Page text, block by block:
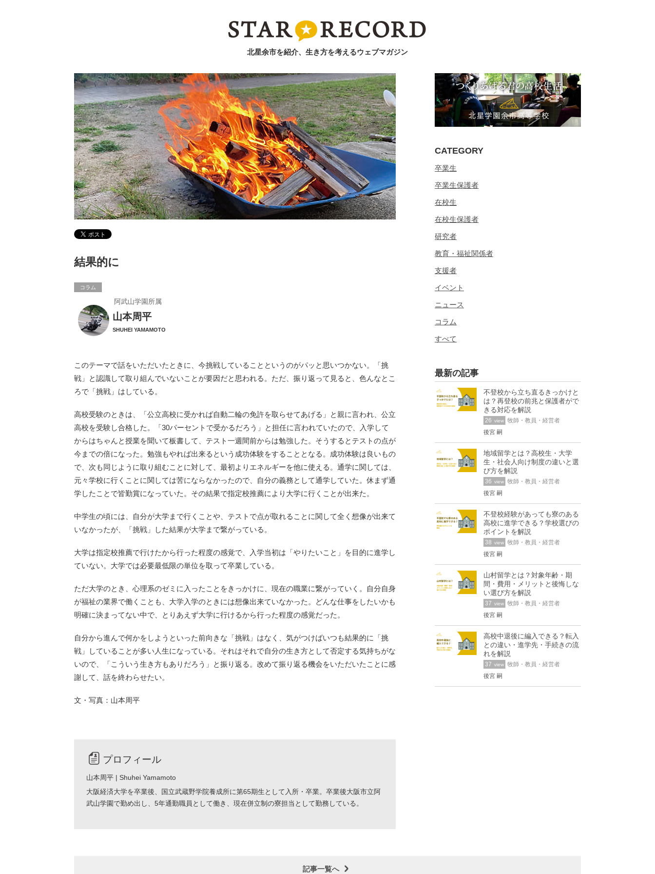
北星余市を紹介、生き方を考えるウェブマガジン
結果的に
コラム
阿武山学園所属
山本周平
SHUHEI YAMAMOTO
このテーマで話をいただいたときに、今挑戦していることというのがパッと思いつかない。「挑
戦」と認識して取り組んでいないことが要因だと思われる。ただ、振り返って見ると、色んなとこ
ろで「挑戦」はしている。
高校受験のときは、「公立高校に受かれば自動二輪の免許を取らせてあげる」と親に言われ、公立
高校を受験し合格した。「30パーセントで受かるだろう」と担任に言われていたので、入学して
からはちゃんと授業を聞いて板書して、テスト一週間前からは勉強した。そうするとテストの点が
今までの倍になった。勉強もやれば出来るという成功体験をすることとなる。成功体験は良いもの
で、次も同じように取り組むことに対して、最初よりエネルギーを他に使える。通学に関しては、
元々学校に行くことに関しては苦にならなかったので、自分の義務として通学していた。休まず通
学したことで皆勤賞になっていた。その結果で指定校推薦により大学に行くことが出来た。
中学生の頃には、自分が大学まで行くことや、テストで点が取れることに関して全く想像が出来て
いなかったが、「挑戦」した結果が大学まで繋がっている。
大学は指定校推薦で行けたから行った程度の感覚で、入学当初は「やりたいこと」を目的に進学し
ていない。大学では必要最低限の単位を取って卒業している。
ただ大学のとき、心理系のゼミに入ったことをきっかけに、現在の職業に繋がっていく。自分自身
が福祉の業界で働くことも、大学入学のときには想像出来ていなかった。どんな仕事をしたいかも
明確に決まってない中で、とりあえず大学に行けるから行った程度の感覚だった。
自分から進んで何かをしようといった前向きな「挑戦」はなく、気がつけばいつも結果的に「挑
戦」していることが多い人生になっている。それはそれで自分の生き方として否定する気持ちがな
いので、「こういう生き方もありだろう」と振り返る。改めて振り返る機会をいただいたことに感
謝して、話を終わらせたい。
文・写真：山本周平
プロフィール
山本周平 | Shuhei Yamamoto
大阪経済大学を卒業後、国立武蔵野学院養成所に第65期生として入所・卒業。卒業後大阪市立阿
武山学園で勤め出し、5年通勤職員として働き、現在併立制の寮担当として勤務している。
CATEGORY
卒業生
卒業生保護者
在校生
在校生保護者
研究者
教育・福祉関係者
支援者
イベント
ニュース
コラム
すべて
最新の記事
不登校から立ち直るきっかけと
は？再登校の前兆と保護者がで
きる対応を解説
26 view
牧師・教員・経営者
後宮 嗣
地域留学とは？高校生・大学
生・社会人向け制度の違いと選
び方を解説
36 view
牧師・教員・経営者
後宮 嗣
不登校経験があっても寮のある
高校に進学できる？学校選びの
ポイントを解説
38 view
牧師・教員・経営者
後宮 嗣
山村留学とは？対象年齢・期
間・費用・メリットと後悔しな
い選び方を解説
37 view
牧師・教員・経営者
後宮 嗣
高校中退後に編入できる？転入
との違い・進学先・手続きの流
れを解説
37 view
牧師・教員・経営者
後宮 嗣
記事一覧へ